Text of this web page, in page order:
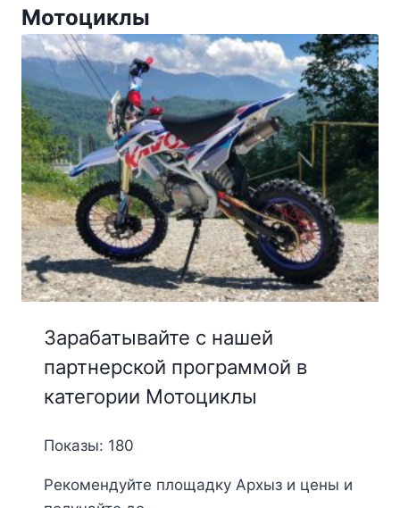
Мотоциклы
Зарабатывайте с нашей
партнерской программой в
категории Мотоциклы
Показы: 180
Рекомендуйте площадку Архыз и цены и